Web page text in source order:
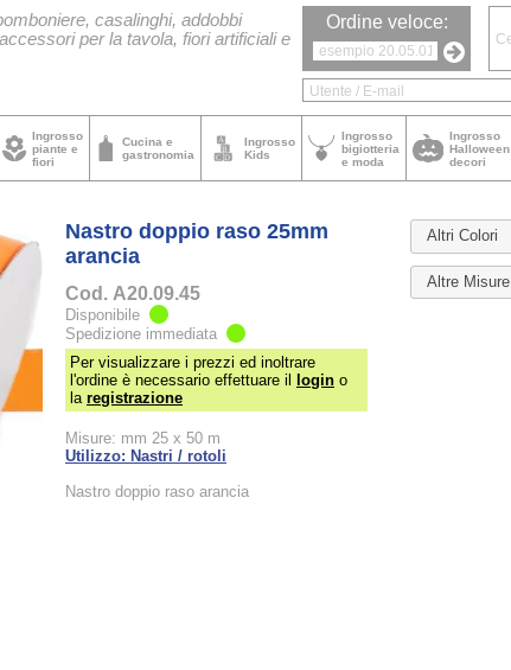
casalinghi, addobbi
per la tavola, fiori artificiali e
Ordine veloce:
Ingrosso
piante e
fiori
Cucina e
gastronomia
Ingrosso
Kids
Ingrosso
bigiotteria
e moda
Ingrosso
Halloween
decori
Nastro doppio raso 25mm
arancia
Cod. A20.09.45
Disponibile
Spedizione immediata
Per visualizzare i prezzi ed inoltrare
l'ordine è necessario effettuare il
login o
la registrazione
Misure: mm 25 x 50 m
Utilizzo: Nastri / rotoli
Nastro doppio raso arancia
Altri Colori
Altre Misure